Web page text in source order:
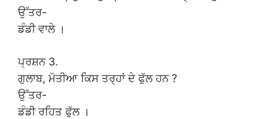
ਉੱਤਰ-
ਡੰਡੀ ਵਾਲੇ ।
ਪ੍ਰਸ਼ਨ 3.
ਗੁਲਾਬ, ਮੋਤੀਆ ਕਿਸ ਤਰ੍ਹਾਂ ਦੇ ਫੁੱਲ ਹਨ ?
ਉੱਤਰ-
ਡੰਡੀ ਰਹਿਤ ਫੁੱਲ ।